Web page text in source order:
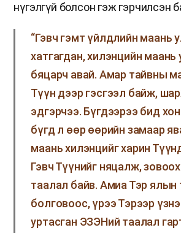
нүгэлгүй болсон гэж гэрчилсэн
“Гэвч гэмт үйлдлийн маань
хатгагдан, хилэнцийн маань
бяцарч авай. Амар тайвны
Түүн дээр гэсгээл байж,
эдгэрчээ. Бүгдээрээ бид
бүгд л өөр өөрийн замаар
маань хилэнцийг харин
Гэвч Түүнийг няцалж,
таалал байв. Амиа Тэр ялын
болговоос, үрээ Тэрээр
уртасган ЭЗЭНий таалал